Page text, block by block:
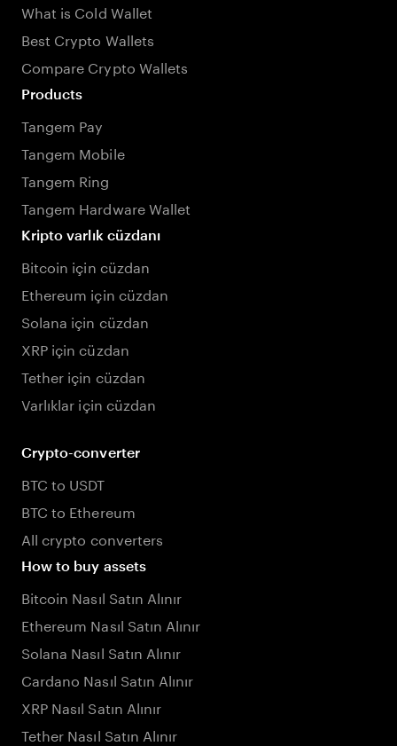
What is Cold Wallet
Best Crypto Wallets
Compare Crypto Wallets
Products
Tangem Pay
Tangem Mobile
Tangem Ring
Tangem Hardware Wallet
Kripto varlık cüzdanı
Bitcoin için cüzdan
Ethereum için cüzdan
Solana için cüzdan
XRP için cüzdan
Tether için cüzdan
Varlıklar için cüzdan
Crypto-converter
BTC to USDT
BTC to Ethereum
All crypto converters
How to buy assets
Bitcoin Nasıl Satın Alınır
Ethereum Nasıl Satın Alınır
Solana Nasıl Satın Alınır
Cardano Nasıl Satın Alınır
XRP Nasıl Satın Alınır
Tether Nasıl Satın Alınır